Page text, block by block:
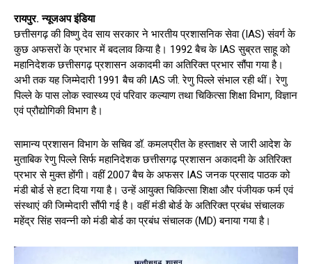
रायपुर. न्यूजअप इंडिया
छत्तीसगढ़ की विष्णु देव साय सरकार ने भारतीय प्रशासनिक सेवा (IAS) संवर्ग के
कुछ अफसरों के प्रभार में बदलाव किया है। 1992 बैच के IAS सुब्रत साहू को
महानिदेशक छत्तीसगढ़ प्रशासन अकादमी का अतिरिक्त प्रभार सौंपा गया है।
अभी तक यह जिम्मेदारी 1991 बैच की IAS जी. रेणु पिल्ले संभाल रही थीं। रेणु
पिल्ले के पास लोक स्वास्थ्य एवं परिवार कल्याण तथा चिकित्सा शिक्षा विभाग, विज्ञान
एवं प्रौद्योगिकी विभाग है।
सामान्य प्रशासन विभाग के सचिव डॉ. कमलप्रीत के हस्ताक्षर से जारी आदेश के
मुताबिक रेणु पिल्ले सिर्फ महानिदेशक छत्तीसगढ़ प्रशासन अकादमी के अतिरिक्त
प्रभार से मुक्त होंगी। वहीं 2007 बैच के अफसर IAS जनक प्रसाद पाठक को
मंडी बोर्ड से हटा दिया गया है। उन्हें आयुक्त चिकित्सा शिक्षा और पंजीयक फर्म एवं
संस्थाएं की जिम्मेदारी सौंपी गई है। वहीं मंडी बोर्ड के अतिरिक्त प्रबंध संचालक
महेंद्र सिंह सवन्नी को मंडी बोर्ड का प्रबंध संचालक (MD) बनाया गया है।